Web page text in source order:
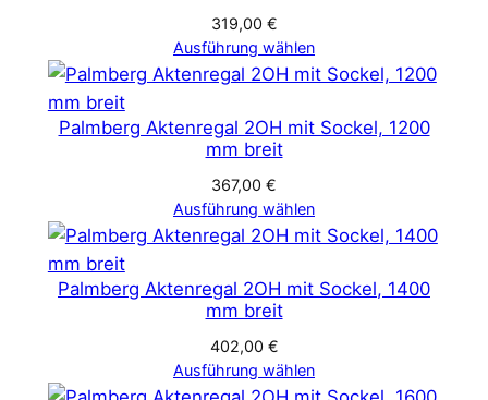
319,00 €
Ausführung wählen
Palmberg Aktenregal 2OH mit Sockel, 1200
mm breit
367,00 €
Ausführung wählen
Palmberg Aktenregal 2OH mit Sockel, 1400
mm breit
402,00 €
Ausführung wählen